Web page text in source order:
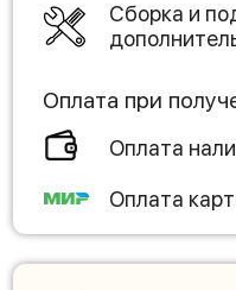
Сборка и
Оплата при
Оплата
Оплата